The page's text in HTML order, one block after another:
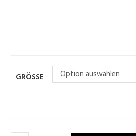
GRÖSSE Option auswählen